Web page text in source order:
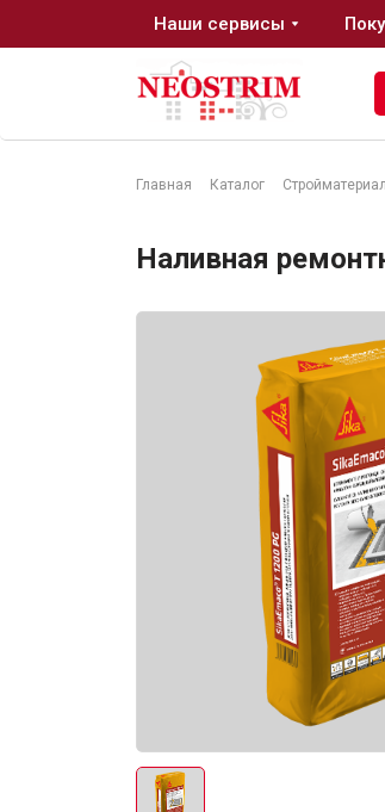
Главная Каталог
Наливная
Наши сервисы
Изоляционные
Кровельные материалы
Электро-